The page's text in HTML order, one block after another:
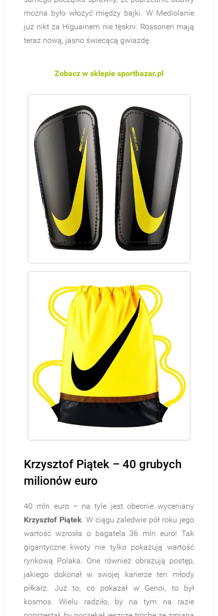
można było włożyć między bajki. W Mediolanie
już nikt za Higuainem nie tęskni. Rossoneri mają
teraz nową, jasno świecącą gwiazdę.
Zobacz w sklepie sportbazar.pl
Krzysztof Piątek – 40 grubych
milionów euro
40 mln euro – na tyle jest obecnie wyceniany
Krzysztof Piątek. W ciągu zaledwie pół roku jego
wartość wzrosła o bagatela 36 mln euro! Tak
gigantyczne kwoty nie tylko pokazują wartość
rynkową Polaka. One również obrazują postęp,
jakiego dokonał w swojej karierze ten młody
piłkarz. Już to, co pokazał w Genoi, to był
kosmos. Wielu radziło, by na tym na razie